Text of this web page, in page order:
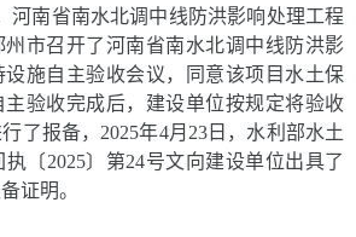
河南省南水北调中线防洪影响处理工程
州市召开了河南省南水北调中线防洪影
施自主验收会议，同意该项目水土保
主验收完成后，建设单位按规定将验收
了报备， 2025年4月 23日，水利部水土
执〔2025〕第24号文向建设单位出具了
证明。